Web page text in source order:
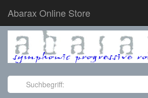
Abarax Online Store